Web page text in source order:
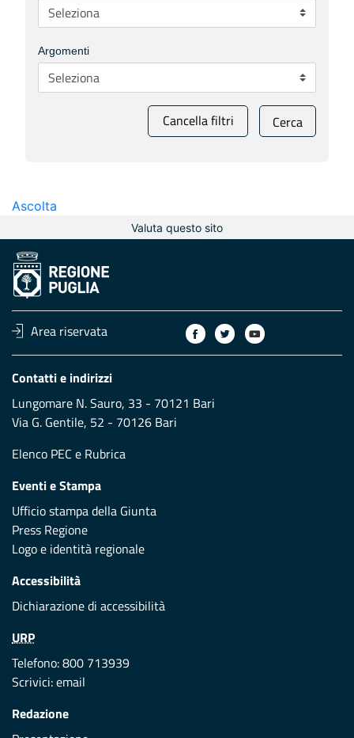
Argomenti
Cancella filtri Cerca
Ascolta
Valuta questo sito
Area riservata
Contatti e indirizzi
Lungomare N. Sauro, 33 - 70121 Bari
Via G. Gentile, 52 - 70126 Bari
Elenco PEC e Rubrica
Eventi e Stampa
Ufficio stampa della Giunta
Press Regione
Logo e identità regionale
Accessibilità
Dichiarazione di accessibilità
URP
Telefono: 800 713939
Scrivici:email
Redazione